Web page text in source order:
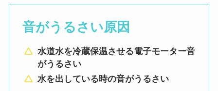
音がうるさい原因
水道水を冷蔵保温させる電子モーター音
がうるさい
水を出している時の音がうるさい